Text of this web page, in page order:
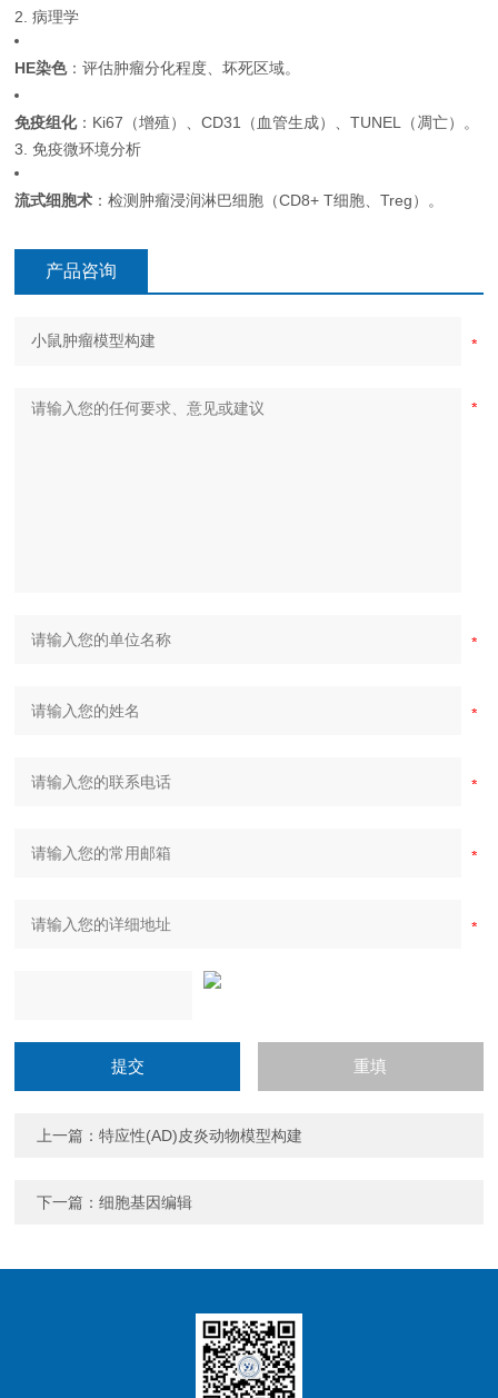
2. 病理学
HE染色：评估肿瘤分化程度、坏死区域。
免疫组化：Ki67（增殖）、CD31（血管生成）、TUNEL（凋亡）。
3. 免疫微环境分析
流式细胞术 ：检测肿瘤浸润淋巴细胞（CD8+ T细胞、Treg）。
产品咨询
上一篇：特应性(AD)皮炎动物模型构建
下一篇：细胞基因编辑